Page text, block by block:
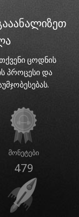
ცოდნის
პროცესი და
მონეტები
479